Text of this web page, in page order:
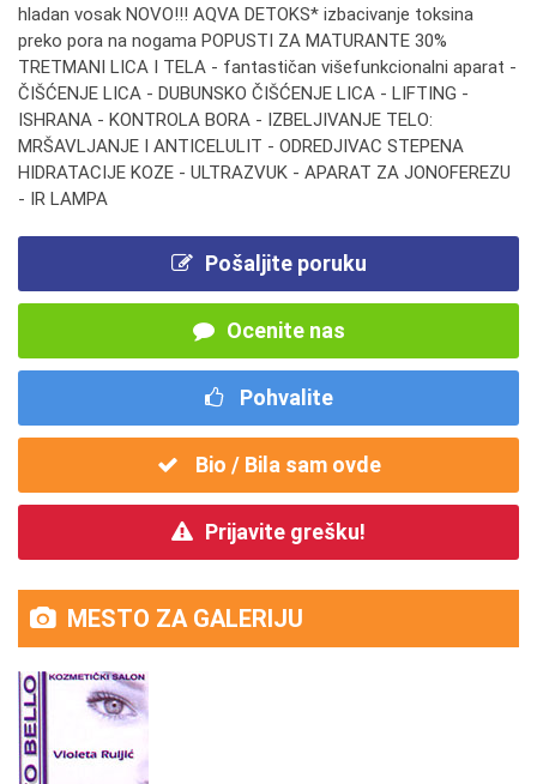
hladan vosak NOVO!!! AQVA DETOKS* izbacivanje toksina
preko pora na nogama POPUSTI ZA MATURANTE 30%
TRETMANI LICA I TELA - fantastičan višefunkcionalni aparat -
ČIŠĆENJE LICA - DUBUNSKO ČIŠĆENJE LICA - LIFTING -
ISHRANA - KONTROLA BORA - IZBELJIVANJE TELO:
MRŠAVLJANJE I ANTICELULIT - ODREDJIVAC STEPENA
HIDRATACIJE KOZE - ULTRAZVUK - APARAT ZA JONOFEREZU
- IR LAMPA
Pošaljite poruku
Ocenite nas
Pohvalite
Bio / Bila sam ovde
Prijavite grešku!
MESTO ZA GALERIJU